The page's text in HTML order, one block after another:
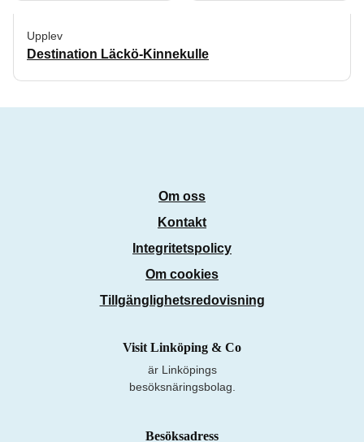
Upplev
Destination Läckö-Kinnekulle
Om oss
Kontakt
Integritetspolicy
Om cookies
Tillgänglighetsredovisning
Visit Linköping & Co
är Linköpings
besöksnäringsbolag.
Besöksadress